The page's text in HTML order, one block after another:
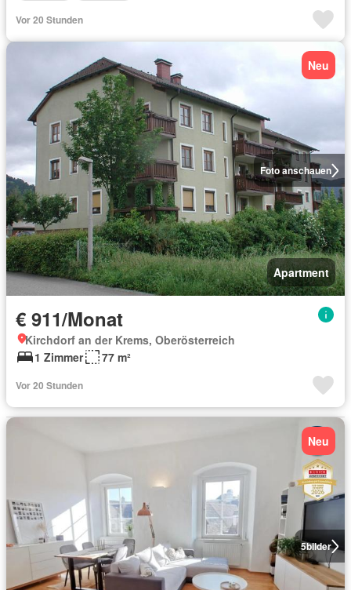
Vor 20 Stunden
Foto anschauen
Neu
Apartment
€ 911/Monat
Kirchdorf an der Krems, Oberösterreich
1 Zimmer
77 m²
Vor 20 Stunden
5bilder
Neu